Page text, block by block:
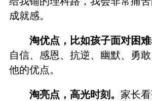
成就感。
淘优点，比如孩子面对困
自信、感恩、抗逆、幽默、勇
他的优点。
淘亮点，高光时刻。 家长